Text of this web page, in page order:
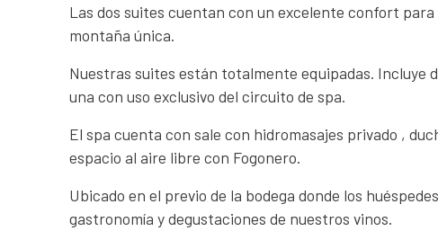
Las dos suites cuentan con un excelente confort
montaña única.
Nuestras suites están totalmente equipadas. Incluye
una con uso exclusivo del circuito de spa.
El spa cuenta con sale con hidromasajes privado ,
espacio al aire libre con Fogonero.
Ubicado en el previo de la bodega donde los
gastronomía y degustaciones de nuestros vinos.